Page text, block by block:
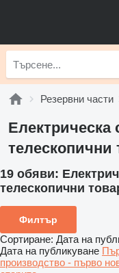
Резервни части
Електрическа
телескопични
19 обяви:
телескопични
Филтър
Сортиране: Дата на
Дата на публикуване
производство - първо